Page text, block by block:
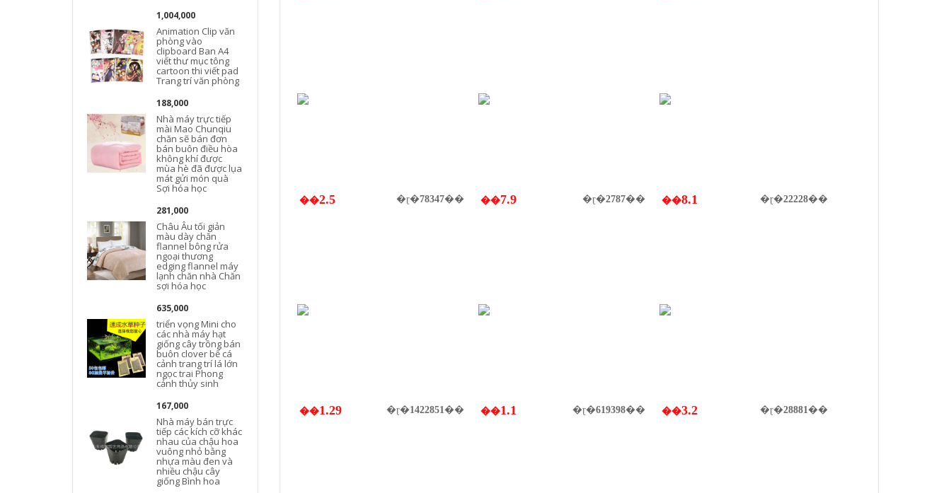
1,004,000
Animation Clip văn
phòng vào
clipboard Ban A4
viết thư mục tông
cartoon thi viết pad
Trang trí văn phòng
188,000
Nhà máy trực tiếp
mài Mao Chunqiu
chăn sẽ bán đơn
bán buôn điều hòa
không khí được
mùa hè đã được lụa
mát gửi món quà
Sợi hóa học
281,000
Châu Âu tối giản
màu dày chăn
flannel bông rửa
ngoại thương
edging flannel máy
lạnh chăn nhà Chăn
sợi hóa học
635,000
triển vọng Mini cho
các nhà máy hạt
giống cây trồng bán
buôn clover bể cá
cảnh trang trí lá lớn
ngọc trai Phong
cảnh thủy sinh
167,000
Nhà máy bán trực
tiếp các kích cỡ khác
nhau của chậu hoa
vuông nhỏ bằng
nhựa màu đen và
nhiều chậu cây
giống Bình hoa
��2.5 �ɽ�78347�� ��7.9 �ɽ�2787�� ��8.1 �ɽ�22228��
��1.29 �ɽ�1422851�� ��1.1 �ɽ�619398�� ��3.2 �ɽ�28881��